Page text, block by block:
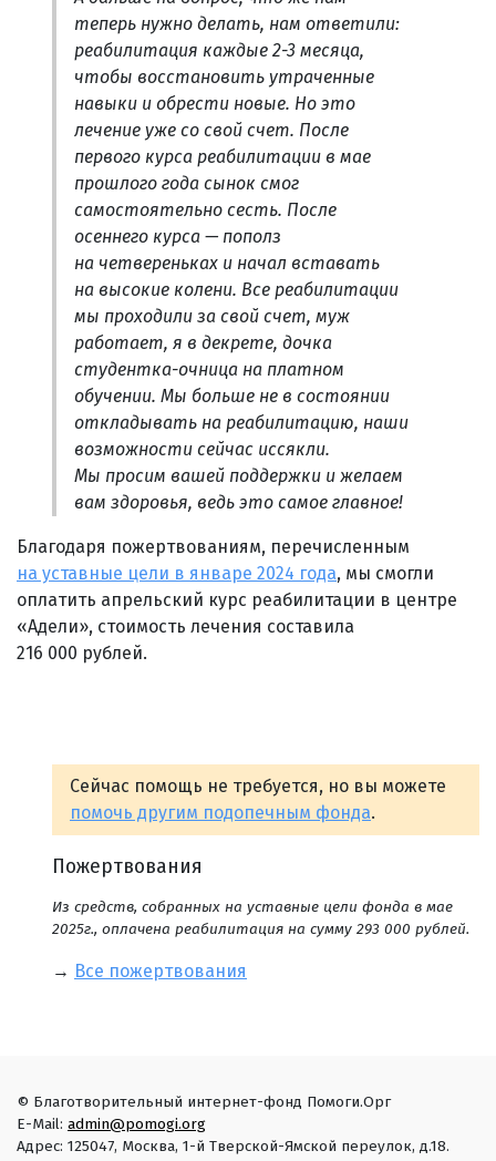
теперь нужно делать, нам ответили:
реабилитация каждые 2-3 месяца,
чтобы восстановить утраченные
навыки и обрести новые. Но это
лечение уже со свой счет. После
первого курса реабилитации в мае
прошлого года сынок смог
самостоятельно сесть. После
осеннего курса — пополз
на четвереньках и начал вставать
на высокие колени. Все реабилитации
мы проходили за свой счет, муж
работает, я в декрете, дочка
студентка-очница на платном
обучении. Мы больше не в состоянии
откладывать на реабилитацию, наши
возможности сейчас иссякли.
Мы просим вашей поддержки и желаем
вам здоровья, ведь это самое главное!
Благодаря пожертвованиям, перечисленным
на уставные цели в январе 2024 года, мы смогли
оплатить апрельский курс реабилитации в центре
«Адели», стоимость лечения составила
216 000 рублей.
Сейчас помощь не требуется, но вы можете
помочь другим подопечным фонда.
Пожертвования
Из средств, собранных на уставные цели фонда в мае
2025г., оплачена реабилитация на сумму 293 000 рублей.
→ Все пожертвования
© Благотворительный интернет-фонд Помоги.Орг
E-Mail: admin@pomogi.org
Адрес: 125047, Москва, 1-й Тверской-Ямской переулок, д.18.